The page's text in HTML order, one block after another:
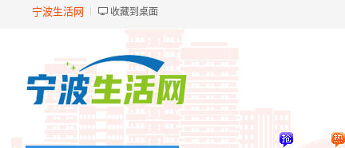
宁波生活网 收藏到桌面